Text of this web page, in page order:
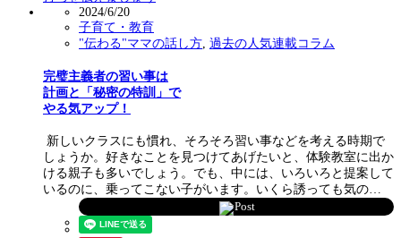
2024/6/20
子育て・教育
"伝わる"ママの話し方, 過去の人気連載コラム
完璧主義者の習い事は
計画と「秘密の特訓」で
やる気アップ！
新しいクラスにも慣れ、そろそろ習い事などを考える時期で
しょうか。好きなことを見つけてあげたいと、体験教室に出か
ける親子も多いでしょう。でも、中には、いろいろと提案して
いるのに、乗ってこない子がいます。いくら誘っても気の…
Post